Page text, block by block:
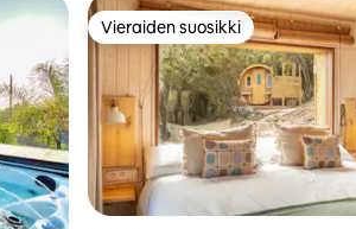
Vieraiden suosikki
Vieraiden suosikki